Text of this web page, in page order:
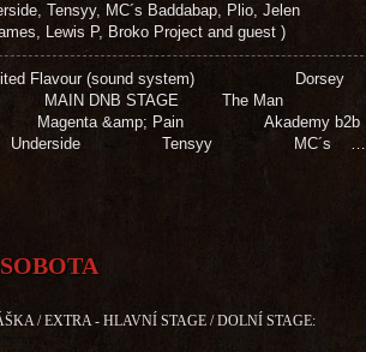
Tensyy, MC´s Baddabap, Plio, Jelen
Lewis P, Broko Project and guest )
Flavour (sound system) Dorsey
DNB STAGE The Man
&amp; Pain Akademy b2b
Tensyy MC´s …
/ EXTRA - HLAVNÍ STAGE / DOLNÍ STAGE: